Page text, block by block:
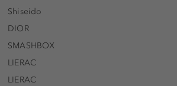
Shiseido
DIOR
SMASHBOX
LIERAC
LIERAC